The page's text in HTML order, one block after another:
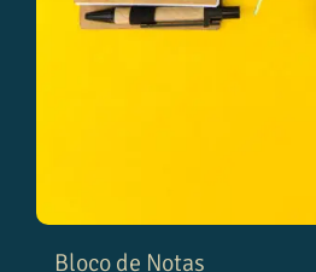
Bloco de Notas